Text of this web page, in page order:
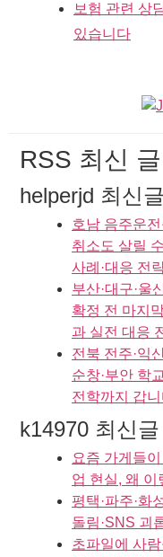
보험 관련 상
있습니다
RSS 최신 글
helperjd 최신글
호남 음주운
취소도 살릴
사례·대응 전
부산·대구·울
확정 전 마지
과 실전 대응
전북 전주·익
순창·부안 학
전학까지 갑
k14970 최신글
요즘 가게들
업 현실, 왜
평택·파주·화
돌림·SNS 괴
초파일에 사